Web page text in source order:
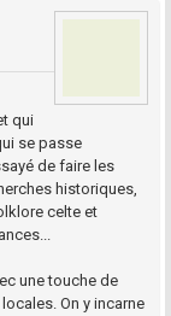
qui
se passe
de faire les
historiques,
celte et
une touche de
On y incarne